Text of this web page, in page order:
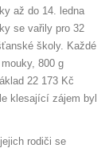
až do 14. ledna
se vařily pro 32
školy. Každé
800 g
22 173 Kč
klesající zájem byl
rodiči se